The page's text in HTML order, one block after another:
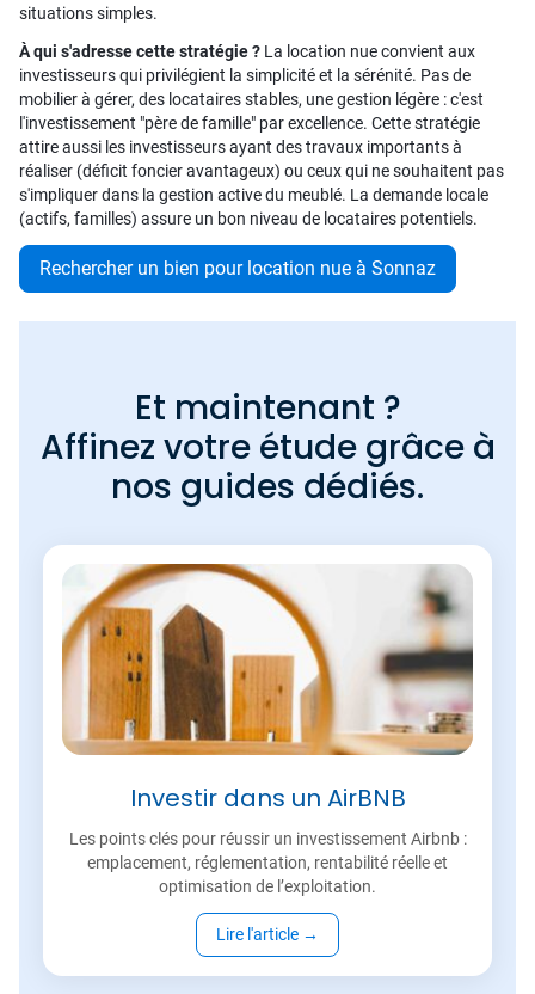
situations simples.
À qui s'adresse cette stratégie ? La location nue convient aux
investisseurs qui privilégient la simplicité et la sérénité. Pas de
mobilier à gérer, des locataires stables, une gestion légère : c'est
l'investissement "père de famille" par excellence. Cette stratégie
attire aussi les investisseurs ayant des travaux importants à
réaliser (déficit foncier avantageux) ou ceux qui ne souhaitent pas
s'impliquer dans la gestion active du meublé. La demande locale
(actifs, familles) assure un bon niveau de locataires potentiels.
Rechercher un bien pour location nue à Sonnaz
Et maintenant ?
Affinez votre étude grâce à
nos guides dédiés.
Investir dans un AirBNB
Les points clés pour réussir un investissement Airbnb :
emplacement, réglementation, rentabilité réelle et
optimisation de l’exploitation.
Lire l'article →